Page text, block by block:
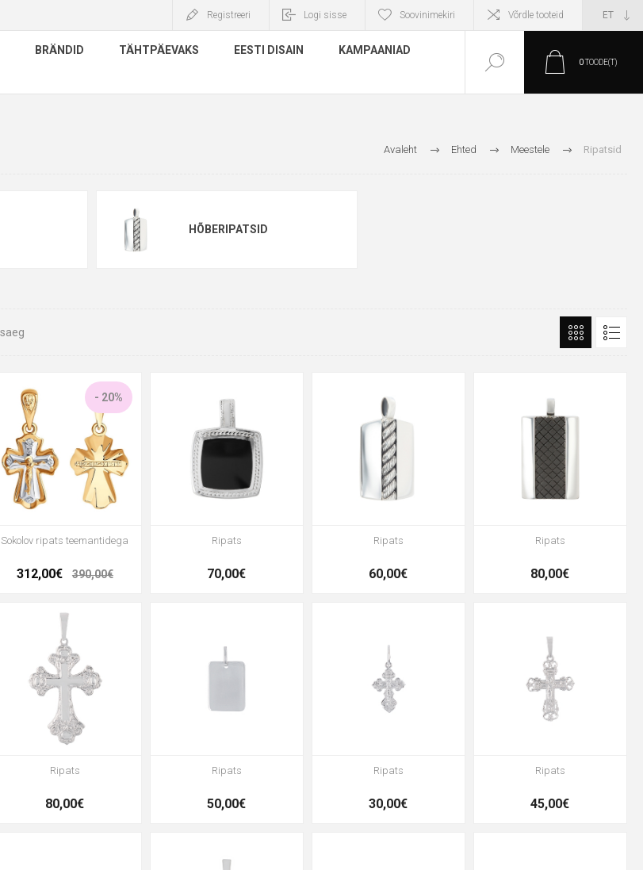
Registreeri Logi sisse Soovinimekiri Võrdle tooteid
BRÄNDID TÄHTPÄEVAKS EESTI DISAIN
KAMPAANIAD
0TOODE(T)
Avaleht Ehted Meestele Ripatsid
HÕBERIPATSID
- 20%
Sokolov ripats teemantidega
312,00€ 390,00€
Ripats
70,00€
Ripats
60,00€
Ripats
80,00€
Ripats
80,00€
Ripats
50,00€
Ripats
30,00€
Ripats
45,00€